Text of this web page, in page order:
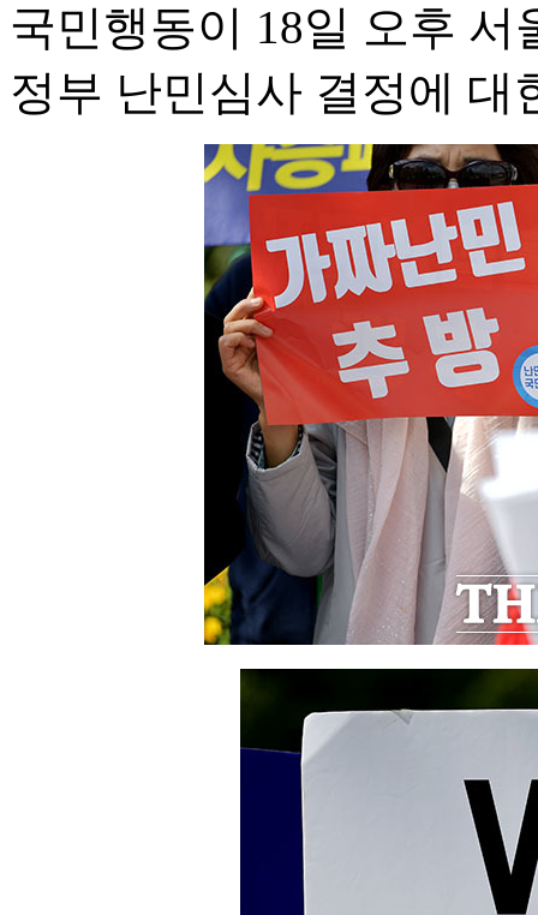
국민행동이 18일 오후
정부 난민심사 결정에 대